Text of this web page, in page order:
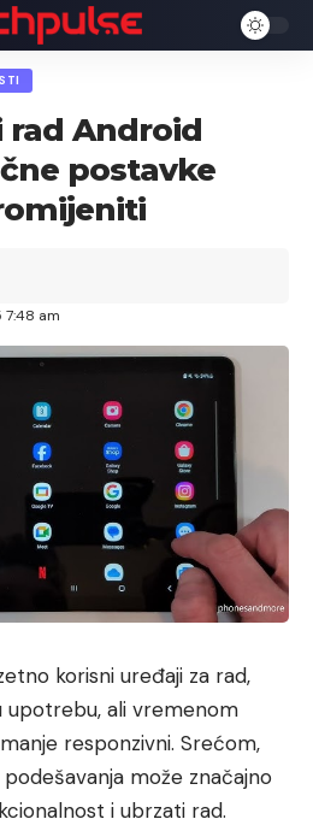
rad Android
postavke
7:48 am
korisni uređaji za rad,
upotrebu, ali vremenom
responzivni. Srećom,
može značajno
i ubrzati rad.